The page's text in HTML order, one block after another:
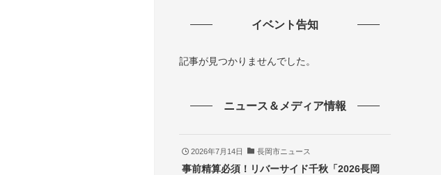
イベント告知
記事が見つかりませんでした。
ニュース＆メディア情報
2026年7月14日 長岡市ニュース
事前精算必須！リバーサイド千秋「2026長岡